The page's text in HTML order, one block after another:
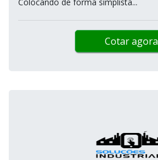
Cotar agora